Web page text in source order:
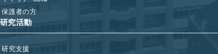
保護者の方
研究活動
研究支援